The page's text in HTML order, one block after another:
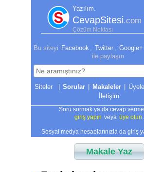
Yazılım.
CevapSitesi.com
Çözüm Noktası
Bu siteyi Facebook Twitter Google+
ile paylaşın.
| Sorular | Makaleler |
İletişim
Soru sormak ya da cevap
giriş yapın veya üye olun
Sosyal medya hesaplarınızla da giriş
Makale Yaz